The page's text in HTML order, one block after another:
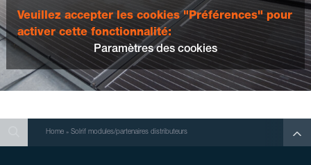
Veuillez accepter les cookies "Préférences" pour
activer cette fonctionnalité:
Paramètres des cookies
Search
Home » Solrif modules/partenaires distributeurs